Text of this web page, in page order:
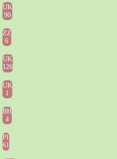
UK
90
ZZ
6
UK
126
UK
1
BH
4
PI
61